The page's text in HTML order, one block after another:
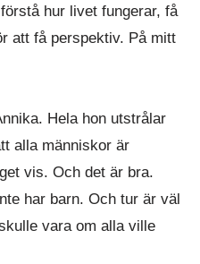
hur livet fungerar, få
att få perspektiv. På mitt
Hela hon utstrålar
alla människor är
vis. Och det är bra.
har barn. Och tur är väl
vara om alla ville